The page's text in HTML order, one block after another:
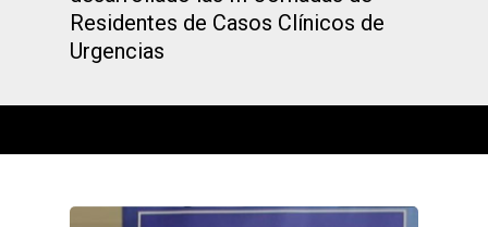
Residentes de Casos Clínicos de
Urgencias